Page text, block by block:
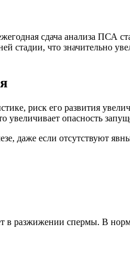
сдача анализа ПСА
что значительно
риск его развития
опасность
даже если отсутствуют
в разжижении спермы. В